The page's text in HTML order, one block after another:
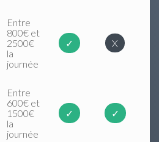
Entre
800€ et
2500€
la
journée
✓ X
Entre
600€ et
1500€
la
journée
✓ ✓